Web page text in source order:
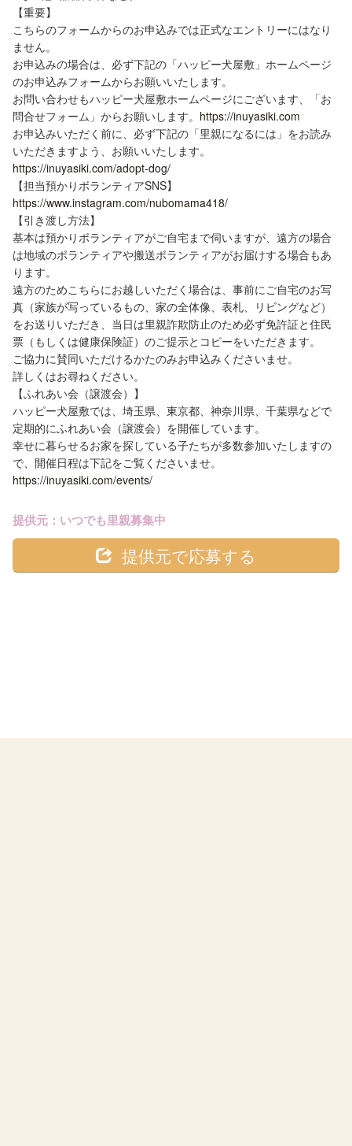
【重要】
こちらのフォームからのお申込みでは正式なエントリーにはなり
ません。
お申込みの場合は、必ず下記の「ハッピー犬屋敷」ホームページ
のお申込みフォームからお願いいたします。
お問い合わせもハッピー犬屋敷ホームページにございます、「お
問合せフォーム」からお願いします。 https://inuyasiki.com
お申込みいただく前に、必ず下記の「里親になるには」をお読み
いただきますよう、お願いいたします。
https://inuyasiki.com/adopt-dog/
【担当預かりボランティアSNS】
https://www.instagram.com/nubomama418/
【引き渡し方法】
基本は預かりボランティアがご自宅まで伺いますが、遠方の場合
は地域のボランティアや搬送ボランティアがお届けする場合もあ
ります。
遠方のためこちらにお越しいただく場合は、事前にご自宅のお写
真（家族が写っているもの、家の全体像、表札、リビングなど）
をお送りいただき、当日は里親詐欺防止のため必ず免許証と住民
票（もしくは健康保険証）のご提示とコピーをいただきます。
ご協力に賛同いただけるかたのみお申込みくださいませ。
詳しくはお尋ねください。
【ふれあい会（譲渡会）】
ハッピー犬屋敷では、埼玉県、東京都、神奈川県、千葉県などで
定期的にふれあい会（譲渡会）を開催しています。
幸せに暮らせるお家を探している子たちが多数参加いたしますの
で、開催日程は下記をご覧くださいませ。
https://inuyasiki.com/events/
提供元：いつでも里親募集中
提供元で応募する